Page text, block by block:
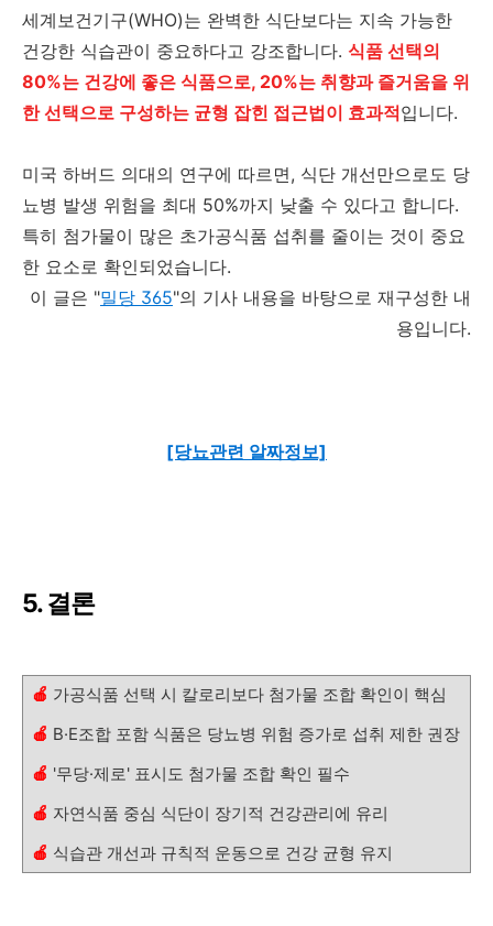
세계보건기구(WHO)는 완벽한 식단보다는 지속 가능한
건강한 식습관이 중요하다고 강조합니다. 식품 선택의
80%는 건강에 좋은 식품으로, 20%는 취향과 즐거움을 위
한 선택으로 구성하는 균형 잡힌 접근법이 효과적입니다.
미국 하버드 의대의 연구에 따르면, 식단 개선만으로도 당
뇨병 발생 위험을 최대 50%까지 낮출 수 있다고 합니다.
특히 첨가물이 많은 초가공식품 섭취를 줄이는 것이 중요
한 요소로 확인되었습니다.
이 글은 "밀당 365"의 기사 내용을 바탕으로 재구성한 내
용입니다.
[당뇨관련 알짜정보]
5. 결론
🍎 가공식품 선택 시 칼로리보다 첨가물 조합 확인이 핵심
🍎 B·E조합 포함 식품은 당뇨병 위험 증가로 섭취 제한 권장
🍎 '무당·제로' 표시도 첨가물 조합 확인 필수
🍎 자연식품 중심 식단이 장기적 건강관리에 유리
🍎 식습관 개선과 규칙적 운동으로 건강 균형 유지